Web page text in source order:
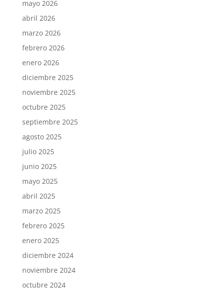
mayo 2026
abril 2026
marzo 2026
febrero 2026
enero 2026
diciembre 2025
noviembre 2025
octubre 2025
septiembre 2025
agosto 2025
julio 2025
junio 2025
mayo 2025
abril 2025
marzo 2025
febrero 2025
enero 2025
diciembre 2024
noviembre 2024
octubre 2024